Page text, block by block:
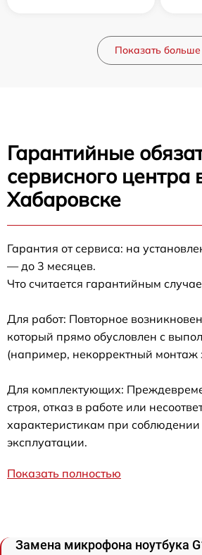
Показать больше
Гарантийные
сервисного центра
Хабаровске
Гарантия от сервиса: на
— до 3 месяцев.
Что считается гарантийным
Для работ: Повторное
который прямо обусловлен с
(например, некорректный монтаж
Для комплектующих:
строя, отказ в работе или
характеристикам при соблюдении
эксплуатации.
Показать полностью
Замена микрофона ноутбука